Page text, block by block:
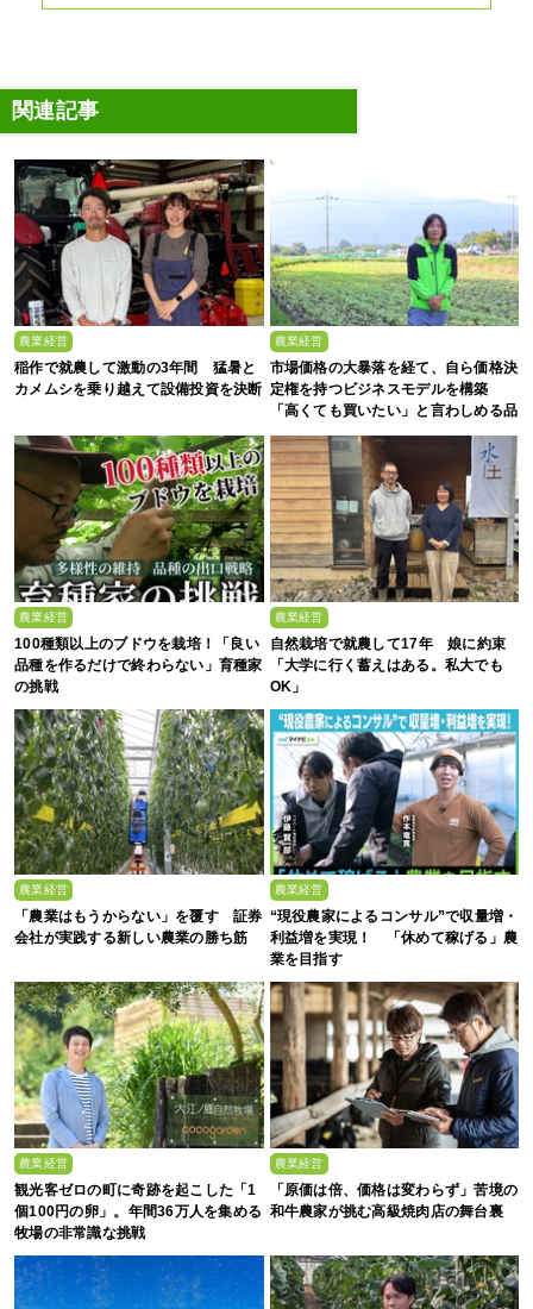
関連記事
農業経営
稲作で就農して激動の3年間 猛暑と
カメムシを乗り越えて設備投資を決断
農業経営
市場価格の大暴落を経て、自ら価格決
定権を持つビジネスモデルを構築
「高くても買いたい」と言わしめる品
質を生み出すのは
農業経営
100種類以上のブドウを栽培！「良い
品種を作るだけで終わらない」育種家
の挑戦
農業経営
自然栽培で就農して17年 娘に約束
「大学に行く蓄えはある。私大でも
OK」
農業経営
「農業はもうからない」を覆す 証券
会社が実践する新しい農業の勝ち筋
農業経営
“現役農家によるコンサル”で収量増・
利益増を実現！ 「休めて稼げる」農
業を目指す
農業経営
観光客ゼロの町に奇跡を起こした「1
個100円の卵」。年間36万人を集める
牧場の非常識な挑戦
農業経営
「原価は倍、価格は変わらず」苦境の
和牛農家が挑む高級焼肉店の舞台裏